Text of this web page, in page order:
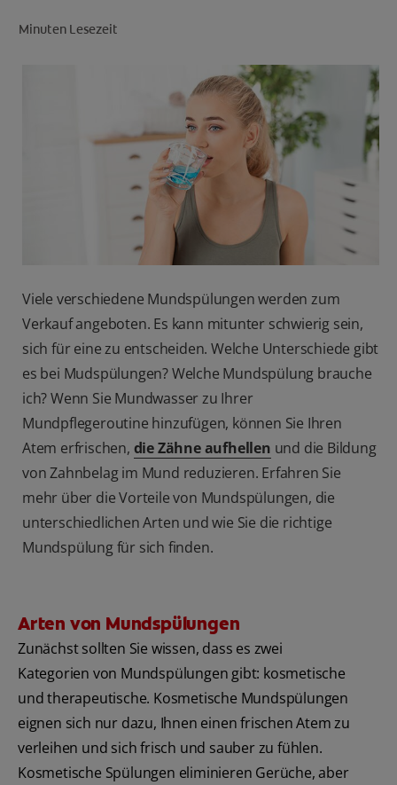
FÜR FACHKREISE
CH (DE)
Minuten Lesezeit
Viele verschiedene Mundspülungen werden zum
Verkauf angeboten. Es kann mitunter schwierig sein,
sich für eine zu entscheiden. Welche Unterschiede gibt
es bei Mudspülungen? Welche Mundspülung brauche
ich? Wenn Sie Mundwasser zu Ihrer
Mundpflegeroutine hinzufügen, können Sie Ihren
Atem erfrischen, die Zähne aufhellen und die Bildung
von Zahnbelag im Mund reduzieren. Erfahren Sie
mehr über die Vorteile von Mundspülungen, die
unterschiedlichen Arten und wie Sie die richtige
Mundspülung für sich finden.
Arten von Mundspülungen
Zunächst sollten Sie wissen, dass es zwei
Kategorien von Mundspülungen gibt: kosmetische
und therapeutische. Kosmetische Mundspülungen
eignen sich nur dazu, Ihnen einen frischen Atem zu
verleihen und sich frisch und sauber zu fühlen.
Kosmetische Spülungen eliminieren Gerüche, aber